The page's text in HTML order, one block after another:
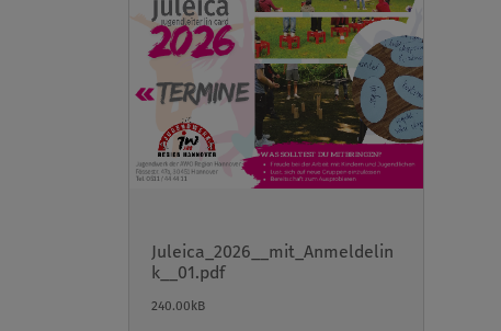
Juleica_2026__mit_Anmeldelin
k__01.pdf
240.00kB